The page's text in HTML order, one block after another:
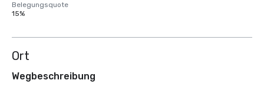
Belegungsquote
15%
Ort
Wegbeschreibung